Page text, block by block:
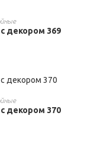
декором 369
декором 370